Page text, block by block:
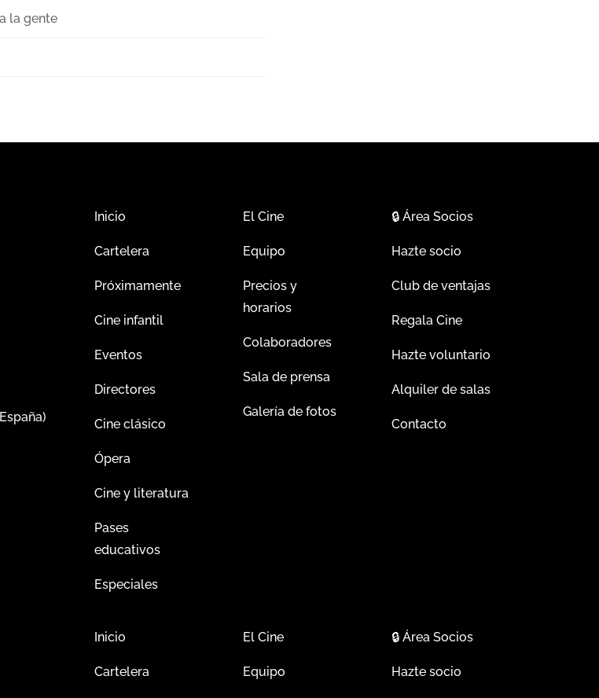
la gente
Inicio
Cartelera
Próximamente
Cine infantil
Eventos
Directores
Cine clásico
Ópera
Cine y literatura
Pases
educativos
Especiales
El Cine
Equipo
Precios y
horarios
Colaboradores
Sala de prensa
Galería de fotos
🔒Área Socios
Hazte socio
Club de ventajas
Regala Cine
Hazte voluntario
Alquiler de salas
Contacto
Inicio
Cartelera
El Cine
Equipo
🔒Área Socios
Hazte socio